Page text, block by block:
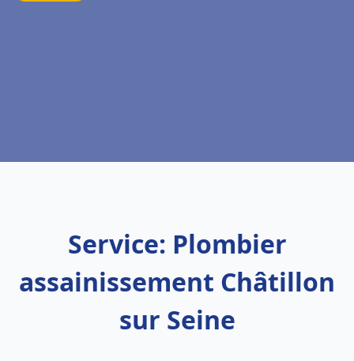
Service: Plombier
assainissement Châtillon
sur Seine